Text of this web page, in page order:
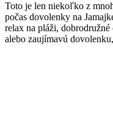
Toto je len niekoľko z
počas dovolenky na
relax na pláži,
alebo zaujímavú